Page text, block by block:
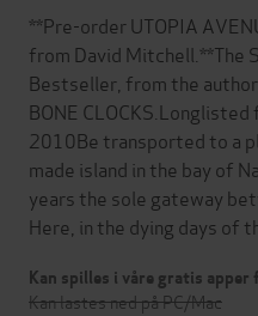
**Pre-order UTOPIA
from David Mitchell.**The
Bestseller, from the author
BONE
2010Be transported to a
made island in the bay of
years the sole gateway
Here, in the dying days of
Kan spilles i våre gratis
Kan lastes ned på PC/Mac